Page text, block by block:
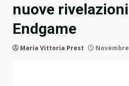
nuove
Endgame
Maria Vittoria Prest Novembre